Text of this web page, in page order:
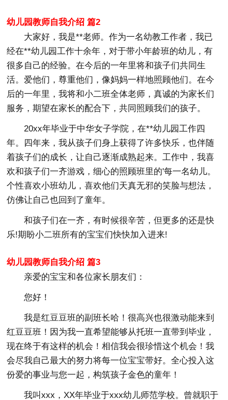
幼儿园教师自我介绍 篇2
大家好，我是**老师。作为一名幼教工作者，我已
经在**幼儿园工作十余年，对于带小年龄班的幼儿，有
很多自己的经验。在今后的一年里将和孩子们共同生
活。爱他们，尊重他们，像妈妈一样地照顾他们。在今
后的一年里，我将和小二班全体老师，真诚的为家长们
服务，期望在家长的配合下，共同照顾我们的孩子。
20xx年毕业于中华女子学院，在**幼儿园工作四
年。四年来，我从孩子们身上获得了许多快乐，也伴随
着孩子们的成长，让自己逐渐成熟起来。工作中，我喜
欢和孩子们一齐游戏，细心的照顾班里的'每一名幼儿。
个性喜欢小班幼儿，喜欢他们天真无邪的笑脸与想法，
仿佛让自己也回到了童年。
和孩子们在一齐，有时候很辛苦，但更多的还是快
乐!期盼小二班所有的宝宝们快快加入进来!
幼儿园教师自我介绍 篇3
亲爱的宝宝和各位家长朋友们：
您好！
我是红豆豆班的副班长哈！很高兴也很激动能来到
红豆豆班！因为我一直希望能够从托班一直带到毕业，
现在终于有这样的机会！相信我会很珍惜这个机会！我
会尽我自己最大的努力将每一位宝宝带好。全心投入这
份爱的事业与您一起，构筑孩子金色的童年！
我叫xxx，XX年毕业于xxx幼儿师范学校。曾就职于